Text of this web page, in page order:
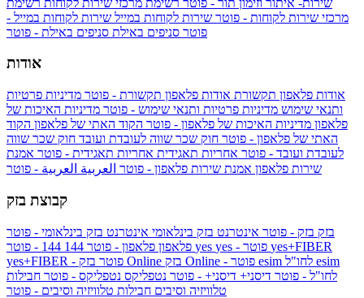
מרכזי שירות לקוחות - פוטר שירות לקוחות במייל שירות לקוחות במייל -
פוטר סניפים באילת סניפים באילת - פוטר
אודות
אודות פלאפון תקשורת אודות פלאפון תקשורת - פוטר מדיניות פרטיות
ותנאי שימוש מדיניות פרטיות ותנאי שימוש - פוטר מדיניות האיכות של
פלאפון מדיניות האיכות של פלאפון - פוטר הקוד האתי של פלאפון הקוד
האתי של פלאפון - פוטר חוק שכר שווה לעובדת ועובד חוק שכר שווה
לעובדת ועובד - פוטר אחריות תאגידית אחריות תאגידית - פוטר אמנת
שירות פלאפון אמנת שירות פלאפון - פוטר العربية العربية - פוטר
קבוצת בזק
בזק בזק - פוטר אינטרנט בזק בינלאומי אינטרנט בזק בינלאומי - פוטר
פלאפון פלאפון - פוטר 144 yes
yes+FIBER
yes+FIBER - פוטר בזק Online
esim
לחו"ל - פוטר דיסני+ דיסני+ - פוטר נטפליקס נטפליקס - פוטר חבילות
טלוויזיה וסיבים חבילות טלוויזיה וסיבים - פוטר